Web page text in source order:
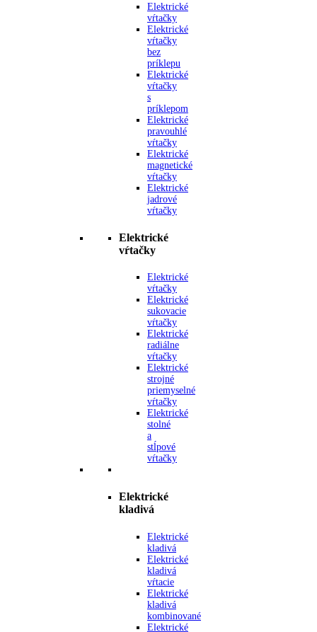
Elektrické
vŕtačky
Elektrické
vŕtačky
bez
príklepu
Elektrické
vŕtačky
s
príklepom
Elektrické
pravouhlé
vŕtačky
Elektrické
magnetické
vŕtačky
Elektrické
jadrové
vŕtačky
Elektrické
vŕtačky
Elektrické
vŕtačky
Elektrické
sukovacie
vŕtačky
Elektrické
radiálne
vŕtačky
Elektrické
strojné
priemyselné
vŕtačky
Elektrické
stolné
a
stĺpové
vŕtačky
Elektrické
kladivá
Elektrické
kladivá
Elektrické
kladivá
vŕtacie
Elektrické
kladivá
kombinované
Elektrické